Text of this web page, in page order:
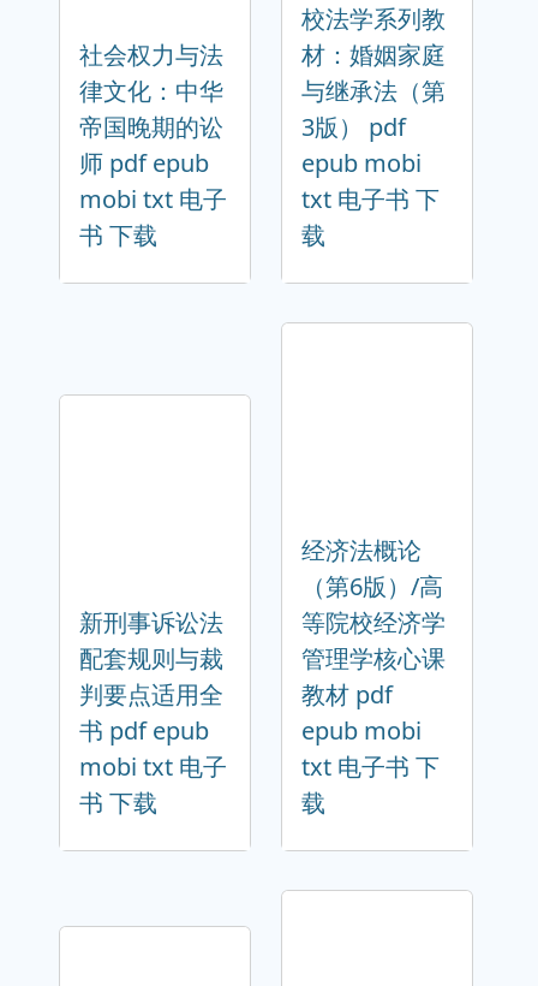
社会权力与法
律文化：中华
帝国晚期的讼
师 pdf epub
mobi txt 电子
书 下载
校法学系列教
材：婚姻家庭
与继承法（第
3版） pdf
epub mobi
txt 电子书 下
载
新刑事诉讼法
配套规则与裁
判要点适用全
书 pdf epub
mobi txt 电子
书 下载
经济法概论
（第6版）/高
等院校经济学
管理学核心课
教材 pdf
epub mobi
txt 电子书 下
载